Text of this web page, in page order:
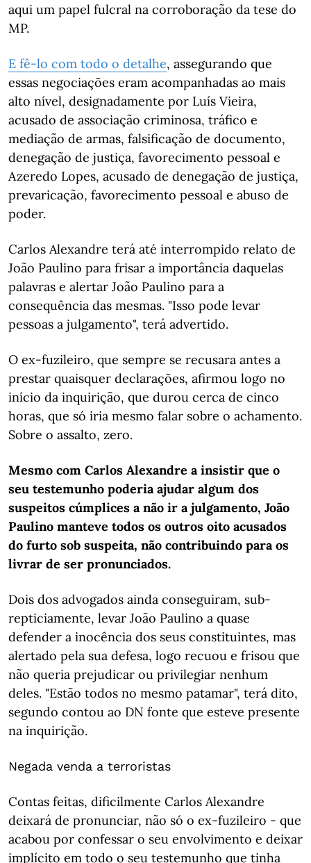
aqui um papel fulcral na corroboração da tese do
MP.
E fê-lo com todo o detalhe, assegurando que
essas negociações eram acompanhadas ao mais
alto nível, designadamente por Luís Vieira,
acusado de associação criminosa, tráfico e
mediação de armas, falsificação de documento,
denegação de justiça, favorecimento pessoal e
Azeredo Lopes, acusado de denegação de justiça,
prevaricação, favorecimento pessoal e abuso de
poder.
Carlos Alexandre terá até interrompido relato de
João Paulino para frisar a importância daquelas
palavras e alertar João Paulino para a
consequência das mesmas. "Isso pode levar
pessoas a julgamento", terá advertido.
O ex-fuzileiro, que sempre se recusara antes a
prestar quaisquer declarações, afirmou logo no
início da inquirição, que durou cerca de cinco
horas, que só iria mesmo falar sobre o achamento.
Sobre o assalto, zero.
Mesmo com Carlos Alexandre a insistir que o
seu testemunho poderia ajudar algum dos
suspeitos cúmplices a não ir a julgamento, João
Paulino manteve todos os outros oito acusados
do furto sob suspeita, não contribuindo para os
livrar de ser pronunciados.
Dois dos advogados ainda conseguiram, sub-
repticiamente, levar João Paulino a quase
defender a inocência dos seus constituintes, mas
alertado pela sua defesa, logo recuou e frisou que
não queria prejudicar ou privilegiar nenhum
deles. "Estão todos no mesmo patamar", terá dito,
segundo contou ao DN fonte que esteve presente
na inquirição.
Negada venda a terroristas
Contas feitas, dificilmente Carlos Alexandre
deixará de pronunciar, não só o ex-fuzileiro - que
acabou por confessar o seu envolvimento e deixar
implícito em todo o seu testemunho que tinha